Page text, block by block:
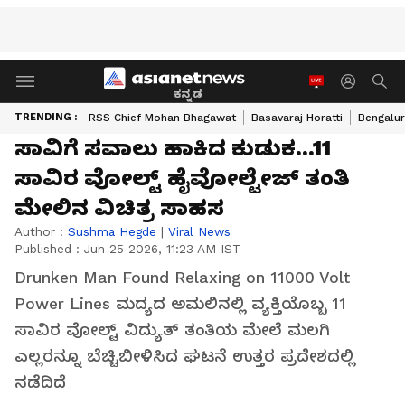
ಕನ್ನಡ
TRENDING : RSS Chief Mohan Bhagawat Basavaraj Horatti
ಸಾವಿಗೆ ಸವಾಲು ಹಾಕಿದ ಕುಡುಕ...11
ಸಾವಿರ ವೋಲ್ಟ್ ಹೈವೋಲ್ಟೇಜ್ ತಂತಿ
ಮೇಲಿನ ವಿಚಿತ್ರ ಸಾಹಸ
Author : Sushma Hegde | Viral News
Published : Jun 25 2026, 11:23 AM IST
Drunken Man Found Relaxing on 11000 Volt
Power Lines ಮದ್ಯದ ಅಮಲಿನಲ್ಲಿ ವ್ಯಕ್ತಿಯೊಬ್ಬ 11
ಸಾವಿರ ವೋಲ್ಟ್ ವಿದ್ಯುತ್ ತಂತಿಯ ಮೇಲೆ ಮಲಗಿ
ಎಲ್ಲರನ್ನೂ ಬೆಚ್ಚಿಬೀಳಿಸಿದ ಘಟನೆ ಉತ್ತರ ಪ್ರದೇಶದಲ್ಲಿ
ನಡೆದಿದೆ